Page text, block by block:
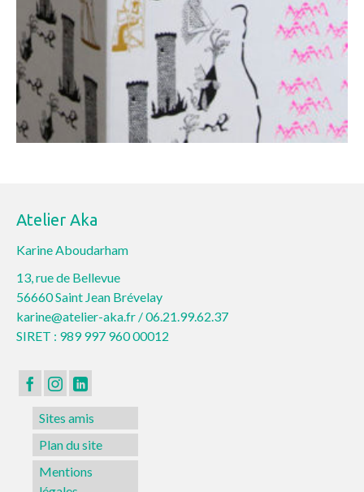
Atelier Aka
Karine Aboudarham
13, rue de Bellevue
56660 Saint Jean Brévelay
karine@atelier-aka.fr /06.21.99.62.37
SIRET : 989 997 960 00012
Sites amis
Plan du site
Mentions